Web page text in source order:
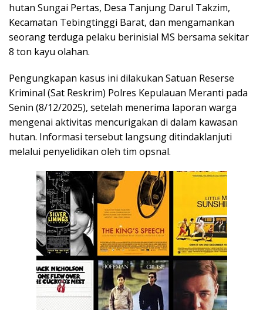
hutan Sungai Pertas, Desa Tanjung Darul Takzim,
Kecamatan Tebingtinggi Barat, dan mengamankan
seorang terduga pelaku berinisial MS bersama sekitar
8 ton kayu olahan.
Pengungkapan kasus ini dilakukan Satuan Reserse
Kriminal (Sat Reskrim) Polres Kepulauan Meranti pada
Senin (8/12/2025), setelah menerima laporan warga
mengenai aktivitas mencurigakan di dalam kawasan
hutan. Informasi tersebut langsung ditindaklanjuti
melalui penyelidikan oleh tim opsnal.